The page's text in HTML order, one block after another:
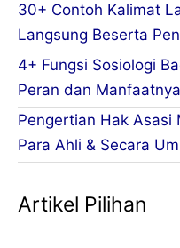
30+ Contoh Kalimat
Langsung Beserta
4+ Fungsi Sosiologi
Peran dan Manfaatnya
Pengertian Hak Asasi
Para Ahli & Secara
Artikel Pilihan